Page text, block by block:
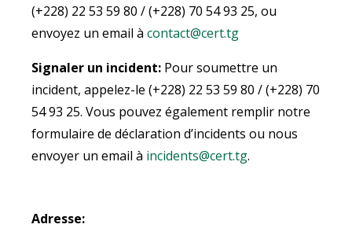
(+228) 22 53 59 80 / (+228) 70 54 93 25, ou
envoyez un email à contact@cert.tg
Signaler un incident: Pour soumettre un
incident, appelez-le (+228) 22 53 59 80 / (+228) 70
54 93 25. Vous pouvez également remplir notre
formulaire de déclaration d’incidents ou nous
envoyer un email à incidents@cert.tg.
Adresse: